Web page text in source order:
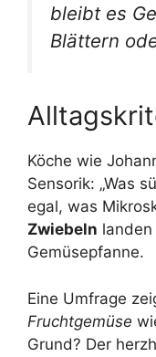
bleibt es
Blättern
Köche wie
Sensorik: „Was
egal, was
Zwiebeln
Gemüsepfanne.
Eine Umfrage
Fruchtgemüse
Grund? Der